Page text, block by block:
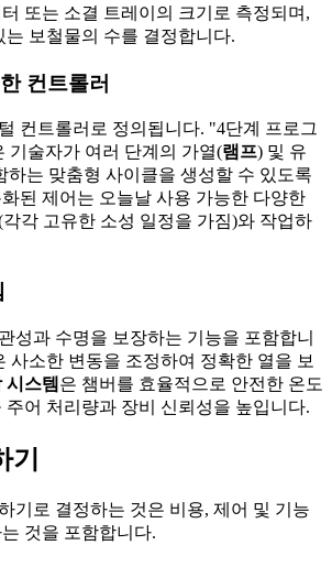
또는 소결 트레이의 크기로 측정되며,
는 보철물의 수를 결정합니다.
컨트롤러
컨트롤러로 정의됩니다. "4단계 프로그
기술자가 여러 단계의 가열(램프) 및 유
하는 맞춤형 사이클을 생성할 수 있도록
된 제어는 오늘날 사용 가능한 다양한
각 고유한 소성 일정을 가짐)와 작업하
성과 수명을 보장하는 기능을 포함합니
사소한 변동을 조정하여 정확한 열을 보
시스템 은 챔버를 효율적으로 안전한 온도
주어 처리량과 장비 신뢰성을 높입니다.
기로 결정하는 것은 비용, 제어 및 기능
것을 포함합니다.